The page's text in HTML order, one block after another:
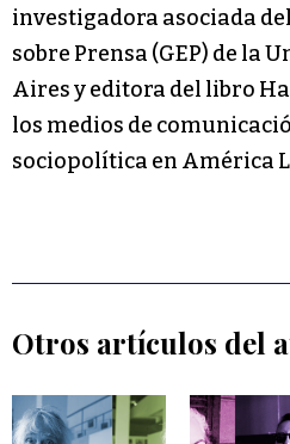
investigadora asociada
sobre Prensa (GEP) de la
Aires y editora del libro
los medios de
sociopolítica en América
Otros artículos del